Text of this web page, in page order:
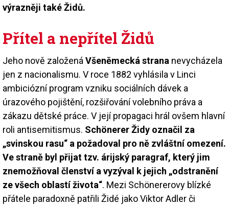
výrazněji také Židů.
Přítel a nepřítel Židů
Jeho nově založená Všeněmecká strana nevycházela
jen z nacionalismu. V roce 1882 vyhlásila v Linci
ambiciózní program vzniku sociálních dávek a
úrazového pojištění, rozšiřování volebního práva a
zákazu dětské práce. V její propagaci hrál ovšem hlavní
roli antisemitismus. Schönerer Židy označil za
„svinskou rasu“ a požadoval pro ně zvláštní omezení.
Ve straně byl přijat tzv. árijský paragraf, který jim
znemožňoval členství a vyzýval k jejich „odstranění
ze všech oblastí života“. Mezi Schönererovy blízké
přátele paradoxně patřili Židé jako Viktor Adler či